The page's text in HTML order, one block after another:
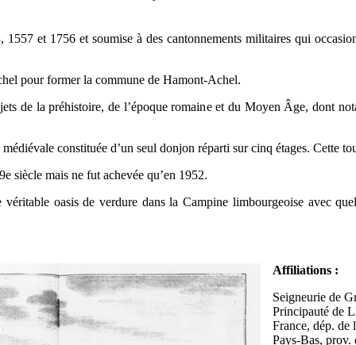
et 1756 et soumise à des cantonnements militaires qui
pour former la commune de Hamont-Achel.
de la préhistoire, de l’époque romaine et du Moyen Âge, dont
constituée d’un seul donjon réparti sur cinq étages. Cette
siècle mais ne fut achevée qu’en 1952.
oasis de verdure dans la Campine limbourgeoise avec
Affiliations :
Seigneurie de
Principauté de
France, dép. de
Pays-Bas,